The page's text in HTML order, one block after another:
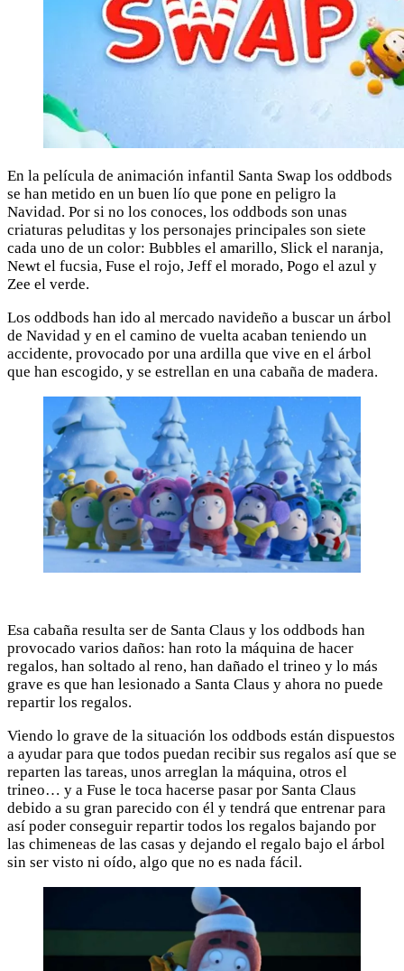
En la película de animación infantil Santa Swap los oddbods
se han metido en un buen lío que pone en peligro la
Navidad. Por si no los conoces, los oddbods son unas
criaturas peluditas y los personajes principales son siete
cada uno de un color: Bubbles el amarillo, Slick el naranja,
Newt el fucsia, Fuse el rojo, Jeff el morado, Pogo el azul y
Zee el verde.
Los oddbods han ido al mercado navideño a buscar un árbol
de Navidad y en el camino de vuelta acaban teniendo un
accidente, provocado por una ardilla que vive en el árbol
que han escogido, y se estrellan en una cabaña de madera.
Esa cabaña resulta ser de Santa Claus y los oddbods han
provocado varios daños: han roto la máquina de hacer
regalos, han soltado al reno, han dañado el trineo y lo más
grave es que han lesionado a Santa Claus y ahora no puede
repartir los regalos.
Viendo lo grave de la situación los oddbods están dispuestos
a ayudar para que todos puedan recibir sus regalos así que se
reparten las tareas, unos arreglan la máquina, otros el
trineo… y a Fuse le toca hacerse pasar por Santa Claus
debido a su gran parecido con él y tendrá que entrenar para
así poder conseguir repartir todos los regalos bajando por
las chimeneas de las casas y dejando el regalo bajo el árbol
sin ser visto ni oído, algo que no es nada fácil.